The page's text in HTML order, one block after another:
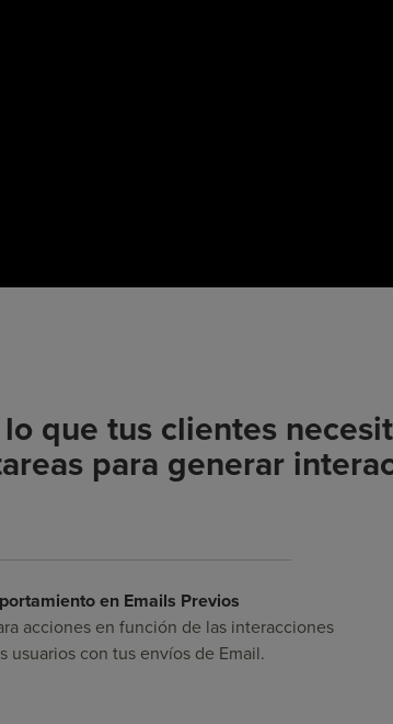
que tus clientes
para generar
en Emails Previos
acciones en función de las interacciones
usuarios con tus envíos de Email.